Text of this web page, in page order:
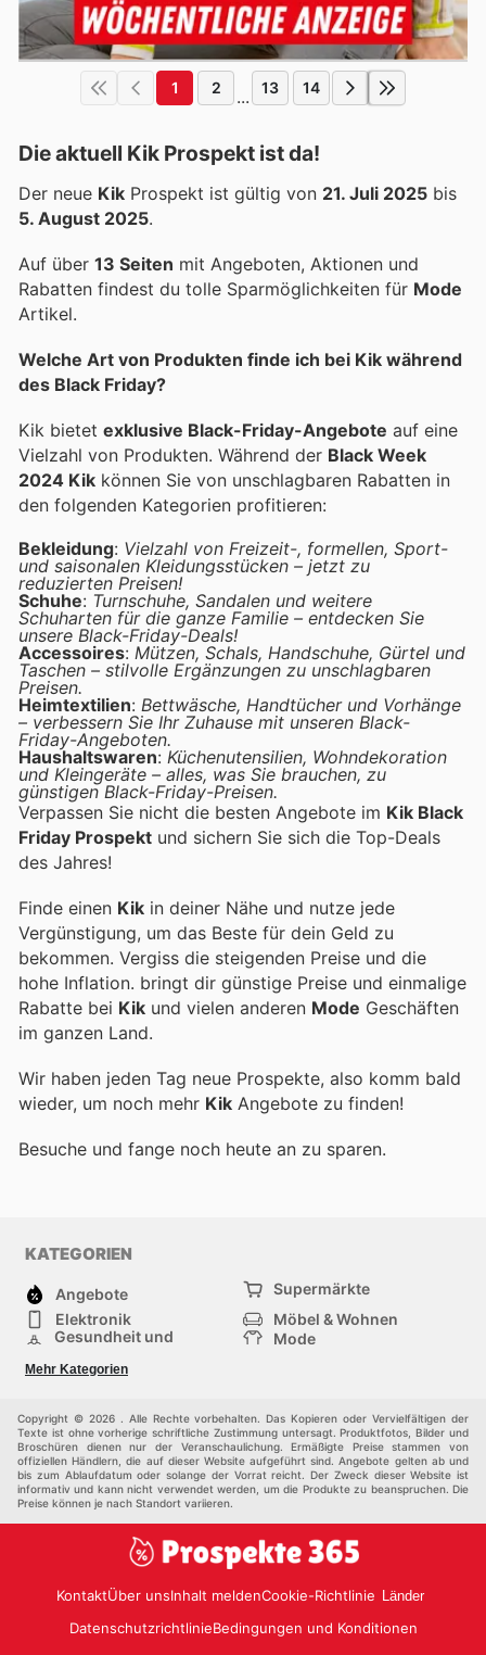
1 2 ... 13 14
Die aktuell Kik Prospekt ist da!
Der neue Kik Prospekt ist gültig von 21. Juli 2025 bis
5. August 2025.
Auf über 13 Seiten mit Angeboten, Aktionen und
Rabatten findest du tolle Sparmöglichkeiten für Mode
Artikel.
Welche Art von Produkten finde ich bei Kik während
des Black Friday?
Kik bietet exklusive Black-Friday-Angebote auf eine
Vielzahl von Produkten. Während der Black Week
2024 Kik können Sie von unschlagbaren Rabatten in
den folgenden Kategorien profitieren:
Bekleidung: Vielzahl von Freizeit-, formellen, Sport-
und saisonalen Kleidungsstücken – jetzt zu
reduzierten Preisen!
Schuhe: Turnschuhe, Sandalen und weitere
Schuharten für die ganze Familie – entdecken Sie
unsere Black-Friday-Deals!
Accessoires: Mützen, Schals, Handschuhe, Gürtel und
Taschen – stilvolle Ergänzungen zu unschlagbaren
Preisen.
Heimtextilien: Bettwäsche, Handtücher und Vorhänge
– verbessern Sie Ihr Zuhause mit unseren Black-
Friday-Angeboten.
Haushaltswaren: Küchenutensilien, Wohndekoration
und Kleingeräte – alles, was Sie brauchen, zu
günstigen Black-Friday-Preisen.
Verpassen Sie nicht die besten Angebote im Kik Black
Friday Prospekt und sichern Sie sich die Top-Deals
des Jahres!
Finde einen Kik in deiner Nähe und nutze jede
Vergünstigung, um das Beste für dein Geld zu
bekommen. Vergiss die steigenden Preise und die
hohe Inflation. bringt dir günstige Preise und einmalige
Rabatte bei Kik und vielen anderen Mode Geschäften
im ganzen Land.
Wir haben jeden Tag neue Prospekte, also komm bald
wieder, um noch mehr Kik Angebote zu finden!
Besuche und fange noch heute an zu sparen.
KATEGORIEN
Angebote
Supermärkte
Elektronik
Möbel & Wohnen
Gesundheit und
Mode
Sportartikel und
Sportbekleidung
Einkaufzentren
Andere
Mehr Kategorien
Copyright © 2026 . Alle Rechte vorbehalten. Das Kopieren oder Vervielfältigen der
Texte ist ohne vorherige schriftliche Zustimmung untersagt. Produktfotos, Bilder und
Broschüren dienen nur der Veranschaulichung. Ermäßigte Preise stammen von
offiziellen Händlern, die auf dieser Website aufgeführt sind. Angebote gelten ab und
bis zum Ablaufdatum oder solange der Vorrat reicht. Der Zweck dieser Website ist
informativ und kann nicht verwendet werden, um die Produkte zu beanspruchen. Die
Preise können je nach Standort variieren.
KontaktÜber unsInhalt meldenCookie-Richtlinie Länder
DatenschutzrichtlinieBedingungen und Konditionen